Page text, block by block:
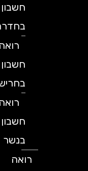
חשבון
בחדרה
רואה
חשבון
בחריש
רואה
חשבון
בנשר
רואה